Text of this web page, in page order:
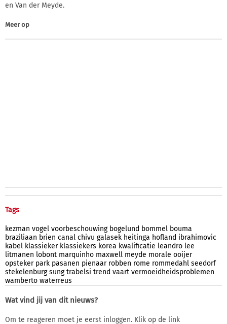
en Van der Meyde.
Meer op
Tags
kezman vogel voorbeschouwing bogelund bommel bouma
braziliaan brien canal chivu galasek heitinga hofland ibrahimovic
kabel klassieker klassiekers korea kwalificatie leandro lee
litmanen lobont marquinho maxwell meyde morale ooijer
opsteker park pasanen pienaar robben rome rommedahl seedorf
stekelenburg sung trabelsi trend vaart vermoeidheidsproblemen
wamberto waterreus
Wat vind jij van dit nieuws?
Om te reageren moet je eerst inloggen. Klik op de link